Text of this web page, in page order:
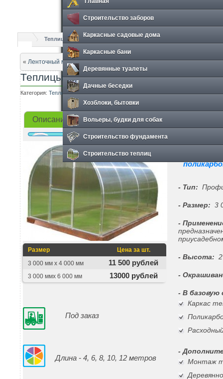
Строительство заборов
Каркасные садовые дома
Каркасные бани
Деревянные туалеты
Дачные беседки
Хозблоки, бытовки
Вольеры, будки для собак
Строительство фундамента
Строительство теплиц
Теплицы Теплицы из поликарбоната
« Ленточный мелкозаглубленный фундамент
Теплицы из поликарбоната
Категория: Теплицы Просмотров: 817
Описание
Размер
Цена за шт.
3 000 мм х 4 000 мм
11 500 рублей
3 000 ммх 6 000 мм 13000 рублей
Под заказ
Длина - 4, 6, 8, 10, 12 метров
- Тип:
- Размер: 3
-
- Высота:
-
- В
Каркас
-
Монтаж
Прайс-лист Фотографии